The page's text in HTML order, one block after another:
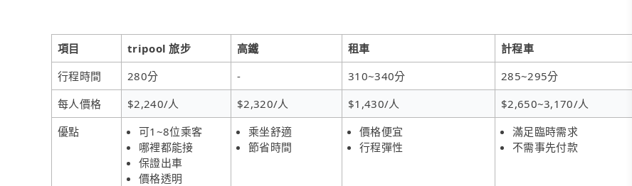
項目 tripool 旅步 高鐵 租車
計程車
行程時間
280分 - 310~340分
285~295分
每人價格
$2,240/人 $2,320/人 $1,430/人
$2,650~3,170/人
優點
可1~8位乘客
哪裡都能接
保證出車
價格透明
乘坐舒適
節省時間
價格便宜
行程彈性
滿足臨時需求
不需事先付款